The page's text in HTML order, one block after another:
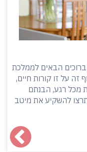
הבאים לממלכת
על זו קורות חיים,
מכל רגע, הבנתם
להשקיע את מיטב